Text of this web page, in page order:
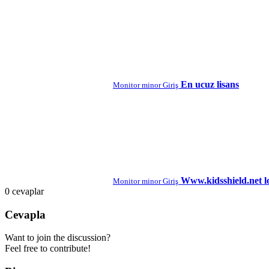
Monitor minor Giriş En ucuz lisans
Monitor minor Giriş Www.kidsshield.net
0 cevaplar
Cevapla
Want to join the discussion?
Feel free to contribute!